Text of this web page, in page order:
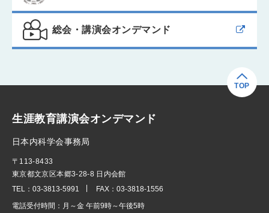
総会・講演会オンデマンド
TOP
生涯教育講演会オンデマンド
日本内科学会事務局
〒113-8433
東京都文京区本郷3-28-8 日内会館
TEL： 03-3813-5991 FAX： 03-3818-1556
電話受付時間： 月～金 午前9時～午後5時